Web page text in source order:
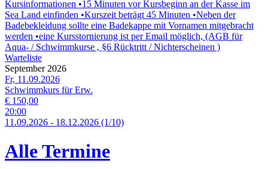
Kursinformationen •15 Minuten vor Kursbeginn an der Kasse im
Sea Land einfinden •Kurszeit beträgt 45 Minuten •Neben der
Badebekleidung sollte eine Badekappe mit Vornamen mitgebracht
werden •eine Kursstornierung ist per Email möglich, (AGB für
Aqua- / Schwimmkurse , §6 Rücktritt / Nichterscheinen )
Warteliste
September 2026
Fr, 11.09.2026
Schwimmkurs für Erw.
€ 150,00
20:00
11.09.2026 - 18.12.2026 (1/10)
Alle Termine